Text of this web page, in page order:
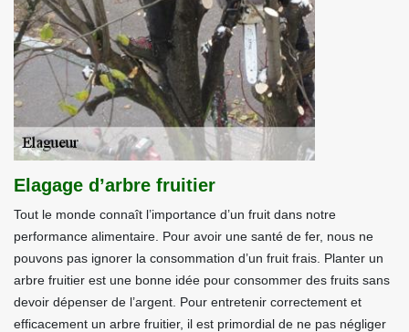
Elagage d’arbre fruitier
Tout le monde connaît l’importance d’un fruit dans notre
performance alimentaire. Pour avoir une santé de fer, nous ne
pouvons pas ignorer la consommation d’un fruit frais. Planter un
arbre fruitier est une bonne idée pour consommer des fruits sans
devoir dépenser de l’argent. Pour entretenir correctement et
efficacement un arbre fruitier, il est primordial de ne pas négliger